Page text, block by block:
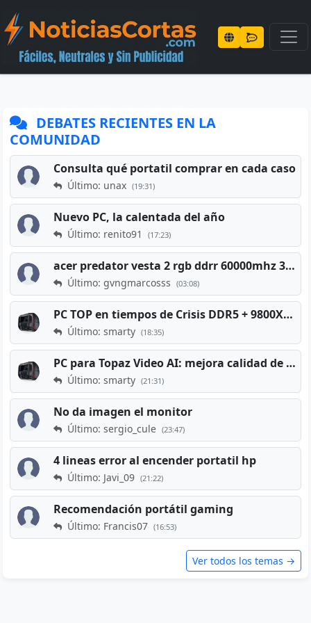
DEBATES RECIENTES EN LA
COMUNIDAD
Consulta qué portatil comprar en cada caso
Último: unax (19:31)
Nuevo PC, la calentada del año
Último: renito91 (17:23)
acer predator vesta 2 rgb ddrr 60000mhz 32gb x2 16gb
Último: gvngmarcosss (03:08)
PC TOP en tiempos de Crisis DDR5 + 9800X3D + RTX 5080 [2026][2400€]
Último: smarty (18:35)
PC para Topaz Video AI: mejora calidad de vídeos viejos
Último: smarty (21:31)
No da imagen el monitor
Último: sergio_cule (23:47)
4 lineas error al encender portatil hp
Último: Javi_09 (21:22)
Recomendación portátil gaming
Último: Francis07 (16:53)
Ver todos los temas →